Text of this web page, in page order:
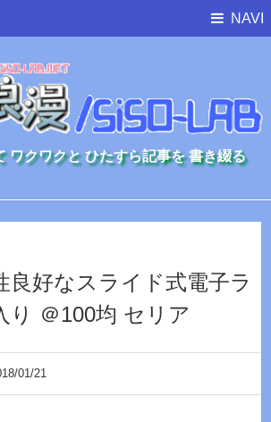
NAVI
ワクワクと ひたすら記事を 書き綴る
良好なスライド式電子ラ
り ＠100均 セリア
01/21